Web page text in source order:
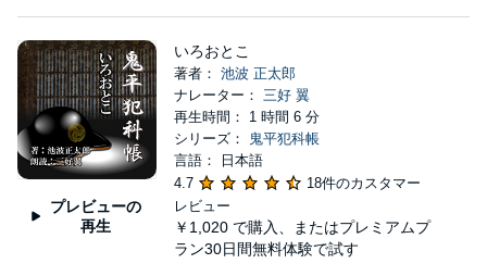
プレビューの
再生
いろおとこ
著者： 池波 正太郎
ナレーター： 三好 翼
再生時間： 1 時間 6 分
シリーズ：
鬼平犯科帳
言語： 日本語
4.7
18件のカスタマー
レビュー
￥1,020 で購入、またはプレミアムプ
ラン30日間無料体験で試す